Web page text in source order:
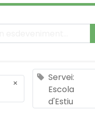
×
Servei:
Escola
d'Estiu